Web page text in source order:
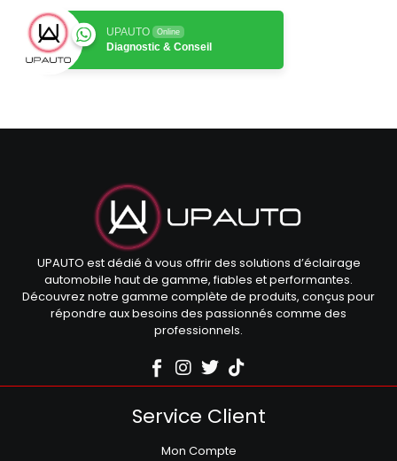
UPAUTO Online
Diagnostic & Conseil
UPAUTO est dédié à vous offrir des solutions d’éclairage
automobile haut de gamme, fiables et performantes.
Découvrez notre gamme complète de produits, conçus pour
répondre aux besoins des passionnés comme des
professionnels.
Service Client
Mon Compte